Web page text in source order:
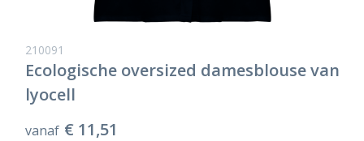
210091
Ecologische oversized damesblouse van
lyocell
vanaf € 11,51